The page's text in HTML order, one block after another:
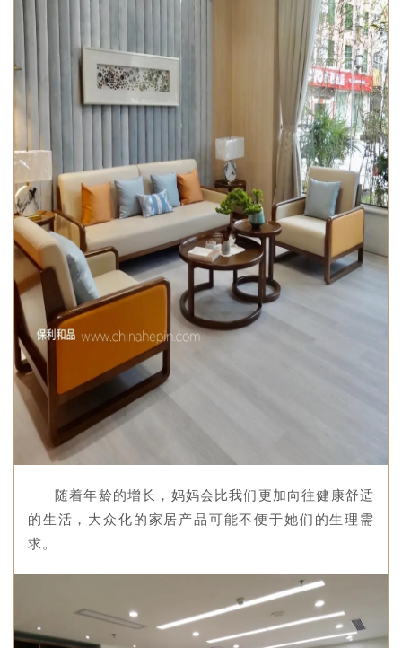
随着年龄的增长，妈妈会比我们更加向往健康舒适
的生活，大众化的家居产品可能不便于她们的生理需
求。